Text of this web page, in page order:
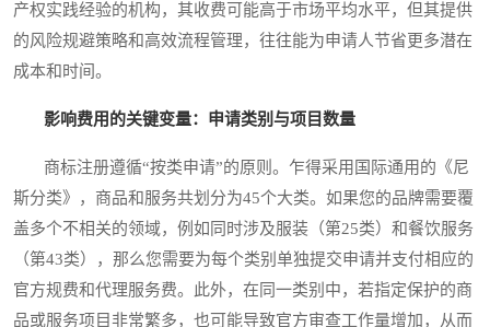
产权实践经验的机构，其收费可能高于市场平均水平，但其提供
的风险规避策略和高效流程管理，往往能为申请人节省更多潜在
成本和时间。
影响费用的关键变量：申请类别与项目数量
商标注册遵循“按类申请”的原则。乍得采用国际通用的《尼
斯分类》，商品和服务共划分为45个大类。如果您的品牌需要覆
盖多个不相关的领域，例如同时涉及服装（第25类）和餐饮服务
（第43类），那么您需要为每个类别单独提交申请并支付相应的
官方规费和代理服务费。此外，在同一类别中，若指定保护的商
品或服务项目非常繁多，也可能导致官方审查工作量增加，从而